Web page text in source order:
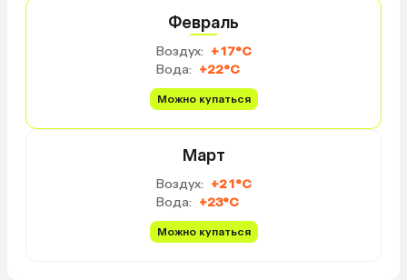
Февраль
Воздух: +17°C
Вода: +22°C
Можно купаться
Март
Воздух: +21°C
Вода: +23°C
Можно купаться